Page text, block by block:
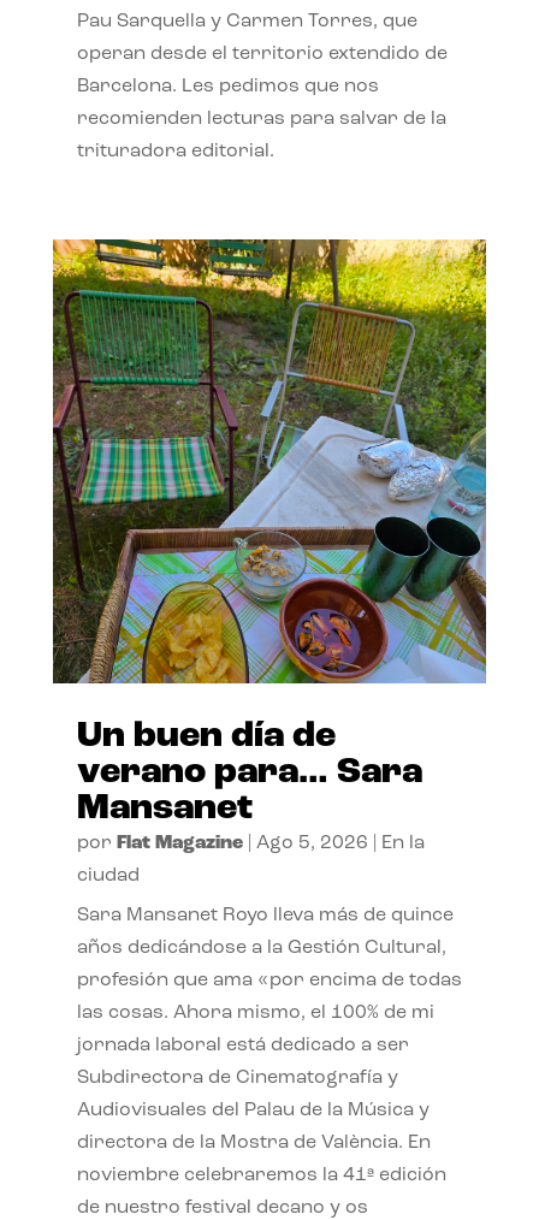
Pau Sarquella y Carmen Torres, que
operan desde el territorio extendido de
Barcelona. Les pedimos que nos
recomienden lecturas para salvar de la
trituradora editorial.
Un buen día de
verano para… Sara
Mansanet
por Flat Magazine| Ago 5, 2026
En la
ciudad
Sara Mansanet Royo lleva más de quince
años dedicándose a la Gestión Cultural,
profesión que ama «por encima de todas
las cosas. Ahora mismo, el 100% de mi
jornada laboral está dedicado a ser
Subdirectora de Cinematografía y
Audiovisuales del Palau de la Música y
directora de la Mostra de València. En
noviembre celebraremos la 41ª edición
de nuestro festival decano y os